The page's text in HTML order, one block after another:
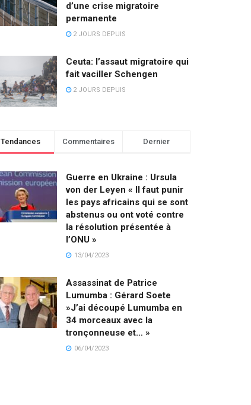
d’une crise migratoire
permanente
2 JOURS DEPUIS
Ceuta: l’assaut migratoire qui
fait vaciller Schengen
2 JOURS DEPUIS
Tendances Commentaires Dernier
Guerre en Ukraine : Ursula
von der Leyen « Il faut punir
les pays africains qui se sont
abstenus ou ont voté contre
la résolution présentée à
l’ONU »
13/04/2023
Assassinat de Patrice
Lumumba : Gérard Soete
»J’ai découpé Lumumba en
34 morceaux avec la
tronçonneuse et… »
06/04/2023